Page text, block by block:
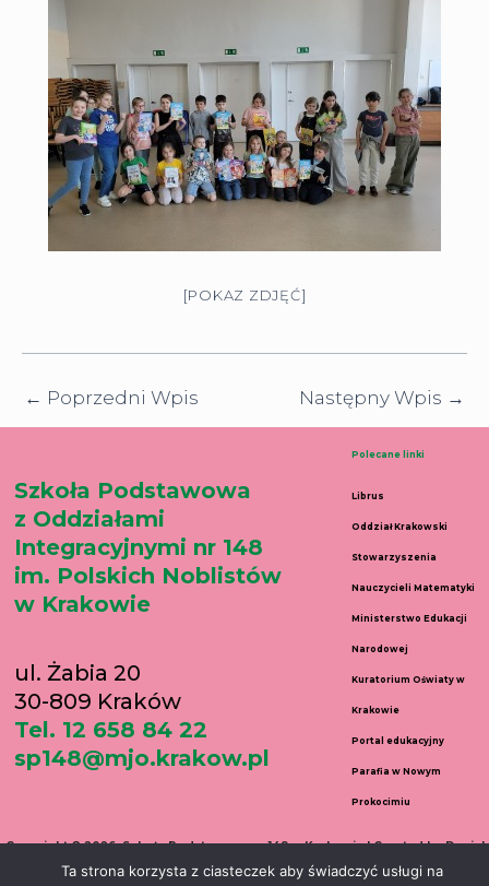
[POKAZ ZDJĘĆ]
← Poprzedni Wpis Następny Wpis →
Szkoła Podstawowa
z Oddziałami
Integracyjnymi nr 148
im. Polskich Noblistów
w Krakowie
ul. Żabia 20
30-809 Kraków
Tel. 12 658 84 22
sp148@mjo.krakow.pl
Polecane linki
Librus
Oddział Krakowski
Stowarzyszenia
Nauczycieli Matematyki
Ministerstwo Edukacji
Narodowej
Kuratorium Oświaty w
Krakowie
Portal edukacyjny
Parafia w Nowym
Prokocimiu
Copyright © 2026 Szkoła Podstawowa nr 148 w Krakowie | Created by Daniel
Wełnicki
Ta strona korzysta z ciasteczek aby świadczyć usługi na